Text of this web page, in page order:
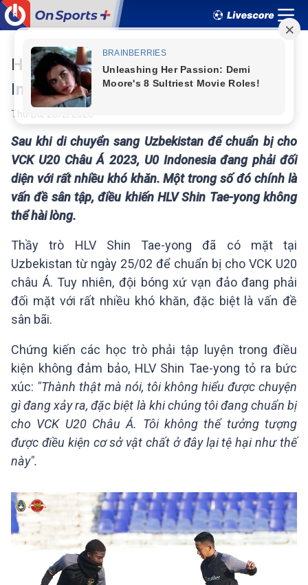
HLV Shin Tae-yong nổi giận vì U20
Indonesia phải tập trên sân...tệ hại
Thứ Ba ,
Sau khi di chuyển sang Uzbekistan để chuẩn bị cho
VCK U20 Châu Á 2023, U0 Indonesia đang phải đối
diện với rất nhiều khó khăn. Một trong số đó chính là
vấn đề sân tập, điều khiến HLV Shin Tae-yong không
thể hài lòng.
Thầy trò HLV Shin Tae-yong đã có mặt tại
Uzbekistan từ ngày 25/02 để chuẩn bị cho VCK U20
châu Á. Tuy nhiên, đội bóng xứ vạn đảo đang phải
đối mặt với rất nhiều khó khăn, đặc biệt là vấn đề
sân bãi.
Chứng kiến các học trò phải tập luyện trong điều
kiện không đảm bảo, HLV Shin Tae-yong tỏ ra bức
xúc: "Thành thật mà nói, tôi không hiểu được chuyện
gì đang xảy ra, đặc biệt là khi chúng tôi đang chuẩn bị
cho VCK U20 Châu Á. Tôi không thể tưởng tượng
được điều kiện cơ sở vật chất ở đây lại tệ hại như thế
này".